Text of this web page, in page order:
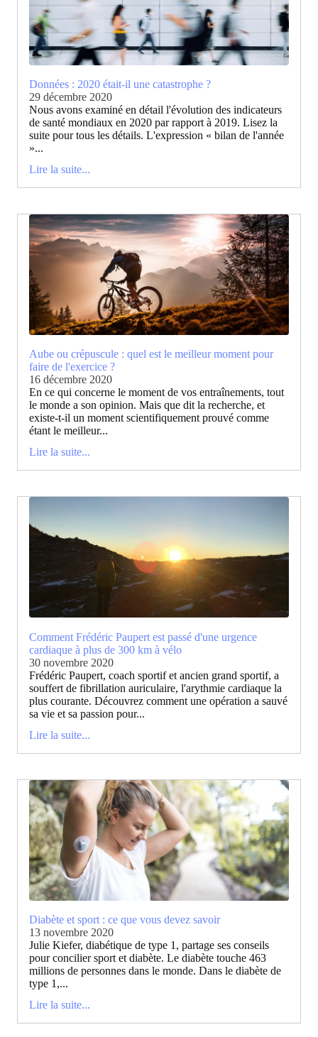
Données : 2020 était-il une catastrophe ?
29 décembre 2020
Nous avons examiné en détail l'évolution des indicateurs
de santé mondiaux en 2020 par rapport à 2019. Lisez la
suite pour tous les détails. L'expression « bilan de l'année
»...
Lire la suite...
Aube ou crépuscule : quel est le meilleur moment pour
faire de l'exercice ?
16 décembre 2020
En ce qui concerne le moment de vos entraînements, tout
le monde a son opinion. Mais que dit la recherche, et
existe-t-il un moment scientifiquement prouvé comme
étant le meilleur...
Lire la suite...
Comment Frédéric Paupert est passé d'une urgence
cardiaque à plus de 300 km à vélo
30 novembre 2020
Frédéric Paupert, coach sportif et ancien grand sportif, a
souffert de fibrillation auriculaire, l'arythmie cardiaque la
plus courante. Découvrez comment une opération a sauvé
sa vie et sa passion pour...
Lire la suite...
Diabète et sport : ce que vous devez savoir
13 novembre 2020
Julie Kiefer, diabétique de type 1, partage ses conseils
pour concilier sport et diabète. Le diabète touche 463
millions de personnes dans le monde. Dans le diabète de
type 1,...
Lire la suite...